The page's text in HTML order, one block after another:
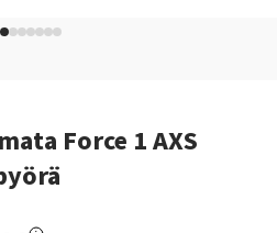
Force 1 AXS